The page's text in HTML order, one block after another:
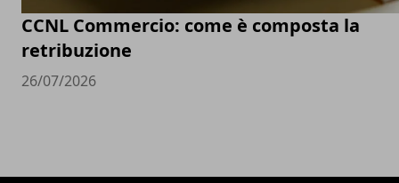
CCNL Commercio: come è composta la
retribuzione
26/07/2026